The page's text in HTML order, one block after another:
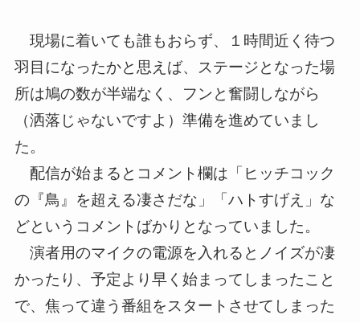
現場に着いても誰もおらず、１時間近く待つ
羽目になったかと思えば、ステージとなった場
所は鳩の数が半端なく、フンと奮闘しながら
（洒落じゃないですよ）準備を進めていまし
た。
配信が始まるとコメント欄は「ヒッチコック
の『鳥』を超える凄さだな」「ハトすげえ」な
どというコメントばかりとなっていました。
演者用のマイクの電源を入れるとノイズが凄
かったり、予定より早く始まってしまったこと
で、焦って違う番組をスタートさせてしまった